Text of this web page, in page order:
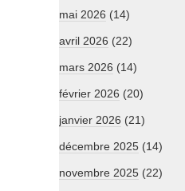
mai 2026 (14)
avril 2026 (22)
mars 2026 (14)
février 2026 (20)
janvier 2026 (21)
décembre 2025 (14)
novembre 2025 (22)